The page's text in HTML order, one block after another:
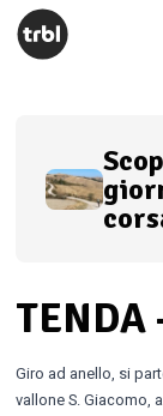
TENDA
Giro ad anello, si
vallone S. Giacomo,